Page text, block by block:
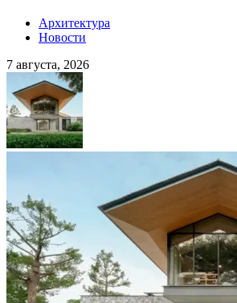
Архитектура
Новости
7 августа, 2026